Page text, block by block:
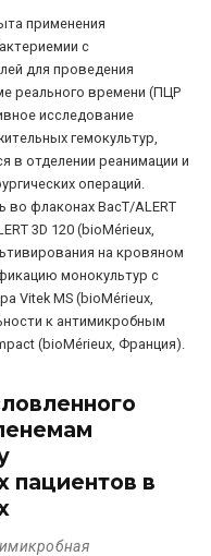
применения
с
для проведения
реального времени (ПЦР
исследование
гемокультур,
в отделении реанимации и
операций.
во флаконах BacT/ALERT
3D 120 (bioMérieux,
на кровяном
монокультур с
Vitek MS (bioMérieux,
к антимикробным
(bioMérieux, Франция).
пациентов в